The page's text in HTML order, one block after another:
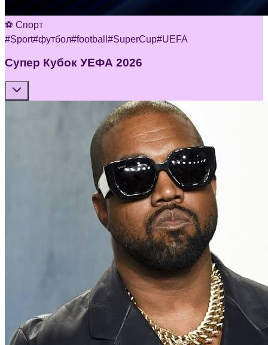
⚽ Спорт
#Sport#футбол#football #SuperCup#UEFA
Супер Кубок УЕФА 2026